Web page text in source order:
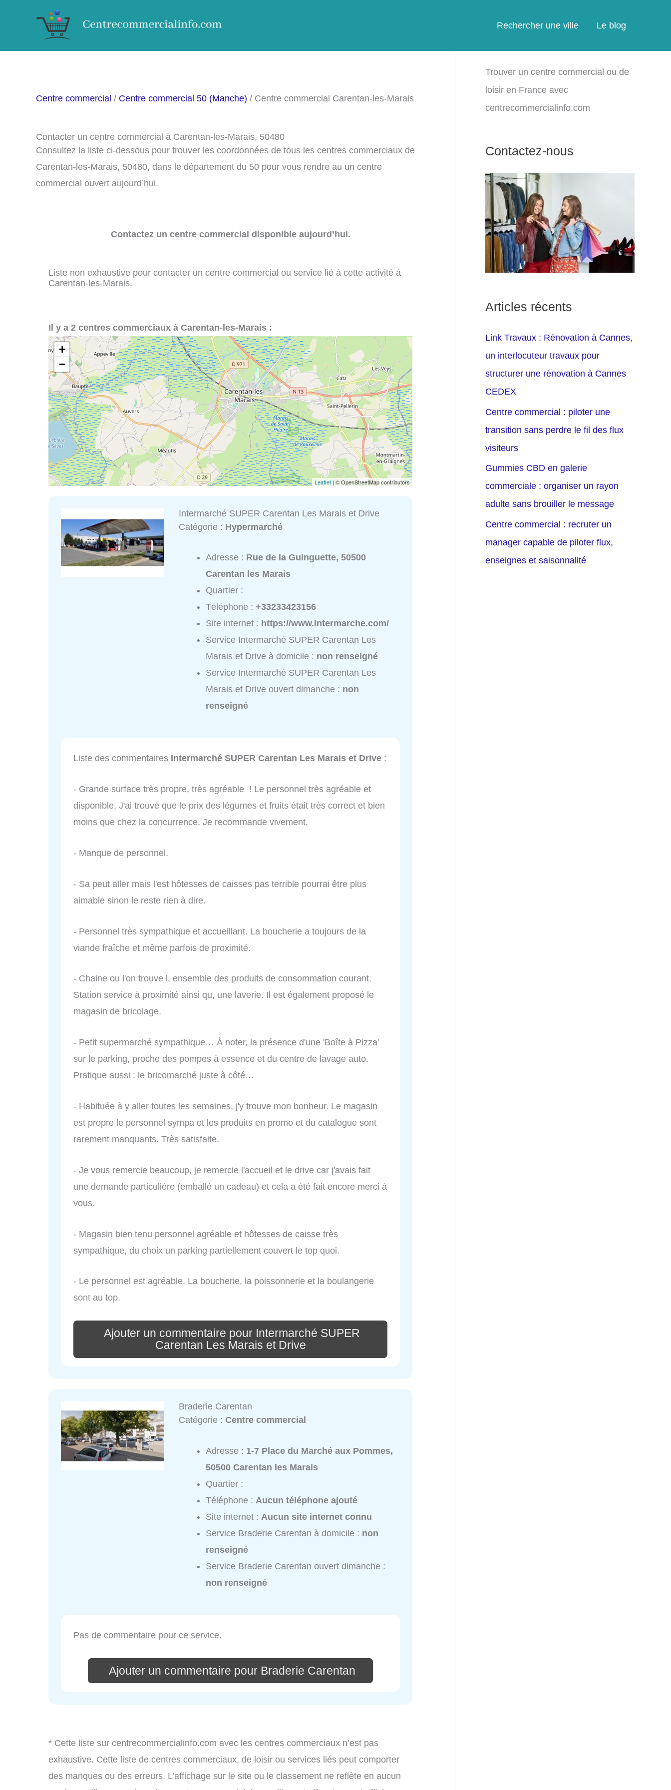
Rechercher une ville Le blog
Centre commercial / Centre commercial 50 (Manche) / Centre commercial Carentan-les-Marais
Contacter un centre commercial à Carentan-les-Marais, 50480
Consultez la liste ci-dessous pour trouver les coordonnées de tous les centres commerciaux de
Carentan-les-Marais, 50480, dans le département du 50 pour vous rendre au un centre
commercial ouvert aujourd’hui.
Contactez un centre commercial disponible aujourd’hui.
Liste non exhaustive pour contacter un centre commercial ou service lié à cette activité à
Carentan-les-Marais.
Il y a 2 centres commerciaux à Carentan-les-Marais :
+
−
Leaflet | © OpenStreetMap contributors
Intermarché SUPER Carentan Les Marais et Drive
Catégorie : Hypermarché
Adresse : Rue de la Guinguette, 50500
Carentan les Marais
Quartier :
Téléphone :+33233423156
Site internet : https://www.intermarche.com/
Service Intermarché SUPER Carentan Les
Marais et Drive à domicile : non renseigné
Service Intermarché SUPER Carentan Les
Marais et Drive ouvert dimanche : non
renseigné
Liste des commentaires Intermarché SUPER Carentan Les Marais et Drive :
- Grande surface très propre, très agréable ! Le personnel très agréable et
disponible. J'ai trouvé que le prix des légumes et fruits était très correct et bien
moins que chez la concurrence. Je recommande vivement.
- Manque de personnel.
- Sa peut aller mais l'est hôtesses de caisses pas terrible pourrai être plus
aimable sinon le reste rien à dire.
- Personnel très sympathique et accueillant. La boucherie a toujours de la
viande fraîche et même parfois de proximité.
- Chaine ou l'on trouve l, ensemble des produits de consommation courant.
Station service à proximité ainsi qu, une laverie. Il est également proposé le
magasin de bricolage.
- Petit supermarché sympathique… À noter, la présence d'une 'Boîte à Pizza'
sur le parking, proche des pompes à essence et du centre de lavage auto.
Pratique aussi : le bricomarché juste à côté…
- Habituée à y aller toutes les semaines, j'y trouve mon bonheur. Le magasin
est propre le personnel sympa et les produits en promo et du catalogue sont
rarement manquants. Très satisfaite.
- Je vous remercie beaucoup, je remercie l'accueil et le drive car j'avais fait
une demande particulière (emballé un cadeau) et cela a été fait encore merci à
vous.
- Magasin bien tenu personnel agréable et hôtesses de caisse très
sympathique, du choix un parking partiellement couvert le top quoi.
- Le personnel est agréable. La boucherie, la poissonnerie et la boulangerie
sont au top.
Ajouter un commentaire pour Intermarché SUPER
Carentan Les Marais et Drive
Braderie Carentan
Catégorie :Centre commercial
Adresse : 1-7 Place du Marché aux Pommes,
50500 Carentan les Marais
Quartier :
Téléphone :Aucun téléphone ajouté
Site internet :Aucun site internet connu
Service Braderie Carentan à domicile : non
renseigné
Service Braderie Carentan ouvert dimanche :
non renseigné
Pas de commentaire pour ce service.
Ajouter un commentaire pour Braderie Carentan
* Cette liste sur centrecommercialinfo.com avec les centres commerciaux n’est pas
exhaustive. Cette liste de centres commerciaux, de loisir ou services liés peut comporter
des manques ou des erreurs. L’affichage sur le site ou le classement ne reflète en aucun
Trouver un centre commercial ou de
loisir en France avec
centrecommercialinfo.com
Contactez-nous
Articles récents
Link Travaux : Rénovation à Cannes,
un interlocuteur travaux pour
structurer une rénovation à Cannes
CEDEX
Centre commercial : piloter une
transition sans perdre le fil des flux
visiteurs
Gummies CBD en galerie
commerciale : organiser un rayon
adulte sans brouiller le message
Centre commercial : recruter un
manager capable de piloter flux,
enseignes et saisonnalité